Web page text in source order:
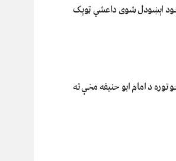
اېښودل شوی داعشي ټوپک
د امام ابو حنیفه مخې ته